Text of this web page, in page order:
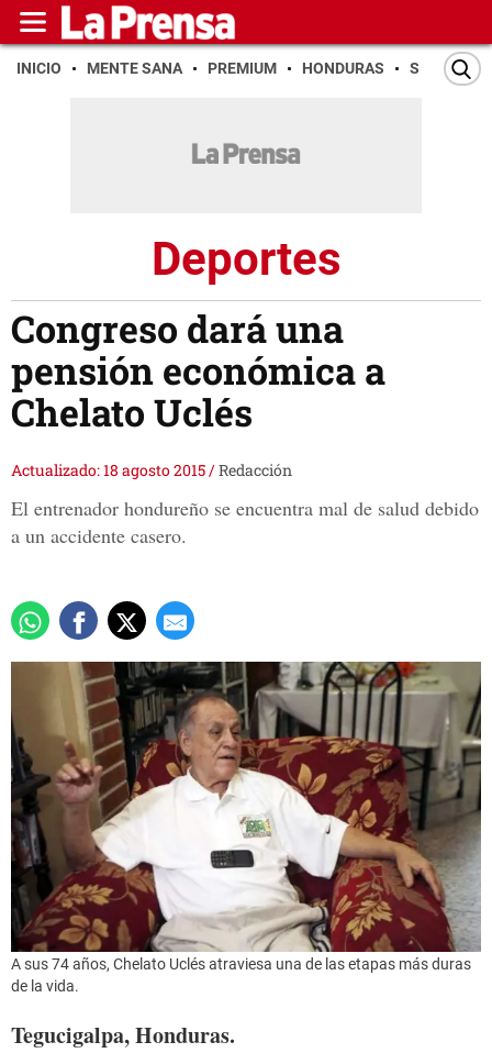
INICIO MENTE SANA PREMIUM HONDURAS SAN PEDRO
Deportes
Congreso dará una
pensión económica a
Chelato Uclés
Actualizado: 18 agosto 2015/Redacción
El entrenador hondureño se encuentra mal de salud debido
a un accidente casero.
A sus 74 años, Chelato Uclés atraviesa una de las etapas más duras
de la vida.
Tegucigalpa, Honduras.